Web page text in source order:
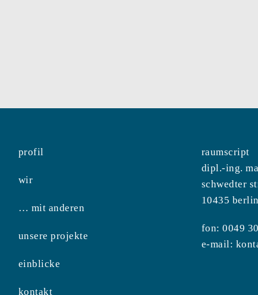
profil
wir
… mit anderen
unsere projekte
einblicke
kontakt
raumscript
dipl.-ing.
schwedter
10435 berlin
fon: 0049
e-mail: